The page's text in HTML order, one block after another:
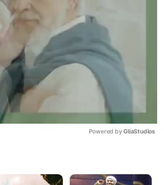
Powered by GliaStudios